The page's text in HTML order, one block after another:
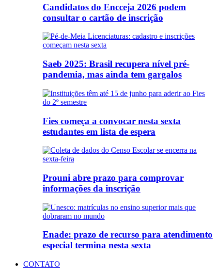
Candidatos do Encceja 2026 podem
consultar o cartão de inscrição
Saeb 2025: Brasil recupera nível pré-
pandemia, mas ainda tem gargalos
Fies começa a convocar nesta sexta
estudantes em lista de espera
Prouni abre prazo para comprovar
informações da inscrição
Enade: prazo de recurso para atendimento
especial termina nesta sexta
CONTATO